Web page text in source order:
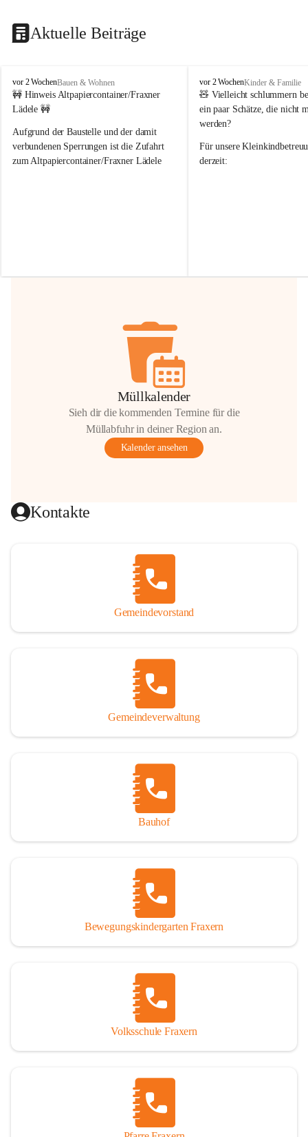
Aktuelle Beiträge
F
r
a
e
r
n
vor 2 WochenBauen & Wohnen
🚧 Hinweis Altpapiercontainer/Fraxner
Lädele 🚧
Aufgrund der Baustelle und der damit
verbundenen Sperrungen ist die Zufahrt
zum Altpapiercontainer/Fraxner Lädele
Hilfsbereitschaft!
F
r
a
x
r
n
vor 2 WochenKinder & Familie
🧸 Vielleicht schlummern
ein paar Schätze, die nicht
werden?
Für unsere
derzeit:
Müllkalender
Sieh dir die kommenden Termine für die
Müllabfuhr in deiner Region an.
Kalender ansehen
Kontakte
Gemeindevorstand
Gemeindeverwaltung
Bauhof
Bewegungskindergarten Fraxern
Volksschule Fraxern